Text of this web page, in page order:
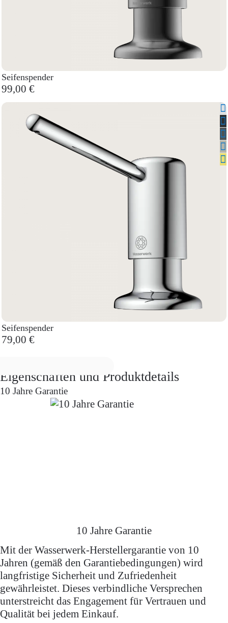
Seifenspender
99,00 €
Seifenspender
79,00 €
Eigenschaften und Produktdetails
10 Jahre Garantie
10 Jahre Garantie
Mit der Wasserwerk-Herstellergarantie von 10
Jahren (gemäß den Garantiebedingungen) wird
langfristige Sicherheit und Zufriedenheit
gewährleistet. Dieses verbindliche Versprechen
unterstreicht das Engagement für Vertrauen und
Qualität bei jedem Einkauf.